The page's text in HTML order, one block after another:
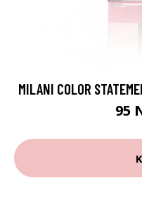
MILANI COLOR
95